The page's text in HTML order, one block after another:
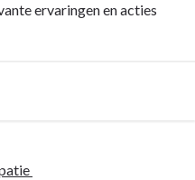
ervaringen en acties